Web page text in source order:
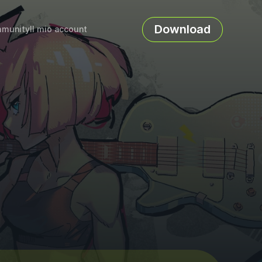
Il mio account Download